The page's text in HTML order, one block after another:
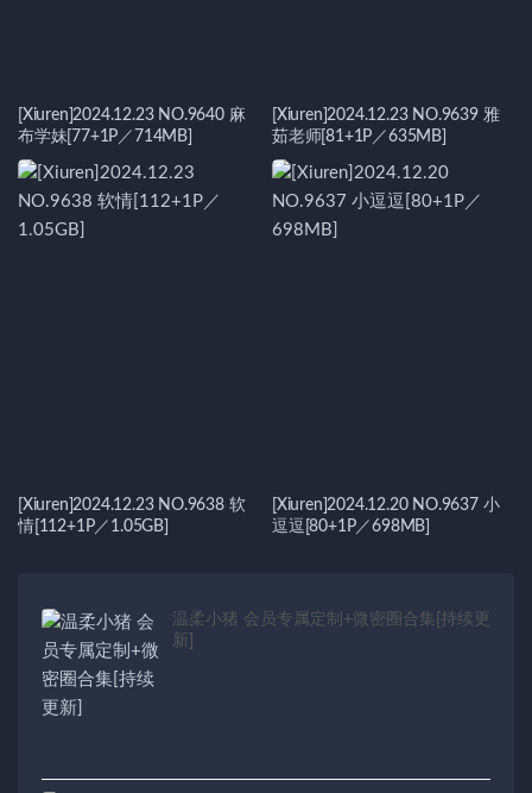
[Xiuren]2024.12.23 NO.9640 麻
布学妹[77+1P／714MB]
[Xiuren]2024.12.23 NO.9639 雅
茹老师[81+1P／635MB]
[Xiuren]2024.12.23 NO.9638 软
情[112+1P／1.05GB]
[Xiuren]2024.12.20 NO.9637 小
逗逗[80+1P／698MB]
温柔小猪 会员专属定制+微密圈合集[持续更
新]